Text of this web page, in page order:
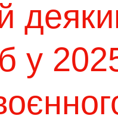
у